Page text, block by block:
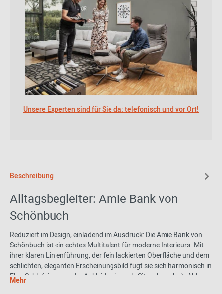
Unsere Experten sind für Sie da: telefonisch und vor Ort!
Beschreibung
Alltagsbegleiter: Amie Bank von
Schönbuch
Reduziert im Design, einladend im Ausdruck: Die Amie Bank von
Schönbuch ist ein echtes Multitalent für moderne Interieurs. Mit
ihrer klaren Linienführung, der fein lackierten Oberfläche und dem
schlichten, eleganten Erscheinungsbild fügt sie sich harmonisch in
Flur, Schlafzimmer oder Ankleide ein – als Sitzgelegenheit, Ablage
Mehr